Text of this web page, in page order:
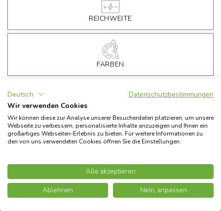
REICHWEITE
FARBEN
3.790,00
ES3 EVO 2.8 GLOSSY WHITE MY2022
Preis €3.790,00
Registrierung €299,00
Ecobonus30% - €931,97
Alle angegebenen Preise verstehen sich inklusive Mehrwertsteuer
*Preis inklusive Ecobonus30%
Subject to funding availability and approval of the Ecobonus application
Deutsch
Datenschutzbestimmungen
Wir verwenden Cookies
Wir können diese zur Analyse unserer Besucherdaten platzieren, um unsere
Webseite zu verbessern, personalisierte Inhalte anzuzeigen und Ihnen ein
großartiges Webseiten-Erlebnis zu bieten. Für weitere Informationen zu
den von uns verwendeten Cookies öffnen Sie die Einstellungen.
Alle akzeptieren
Ablehnen
Nein, anpassen